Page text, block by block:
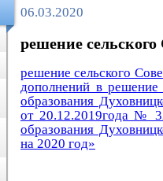
06.03.2020
решение
решение сельского
дополнений в решение
образования
от 20.12.2019года №
образования
на 2020 год»